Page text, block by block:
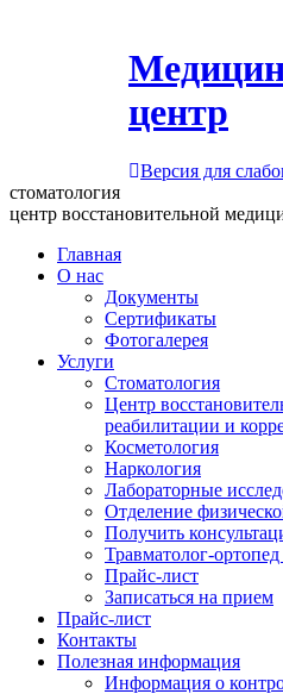
центр
Версия для
стоматология
центр восстановительной
Главная
О нас
Документы
Сертификаты
Фотогалерея
Услуги
Стоматология
Центр
реабилитации и
Косметология
Наркология
Лабораторные
Отделение
Получить
Травматолог-
Прайс-лист
Записаться на прием
Прайс-лист
Контакты
Полезная информация
Информация о